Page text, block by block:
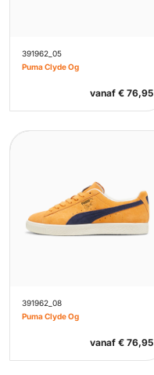
391962_05
Puma Clyde Og
vanaf € 76,95
391962_08
Puma Clyde Og
vanaf € 76,95